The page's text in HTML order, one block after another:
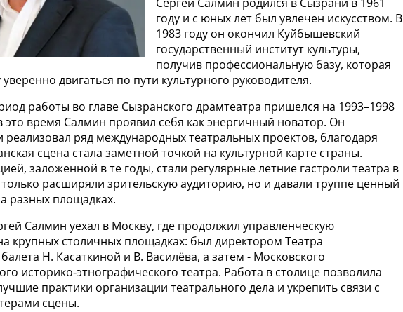
году и с юных лет был увлечен искусством. В
1983 году он окончил Куйбышевский
государственный институт культуры,
получив профессиональную базу, которая
двигаться по пути культурного руководителя.
работы во главе Сызранского драмтеатра пришелся на 1993–1998
это время Салмин проявил себя как энергичный новатор. Он
ряд международных театральных проектов, благодаря
сцена стала заметной точкой на культурной карте страны.
заложенной в те годы, стали регулярные летние гастроли театра в
расширяли зрительскую аудиторию, но и давали труппе ценный
разных площадках.
Салмин уехал в Москву, где продолжил управленческую
крупных столичных площадках: был директором Театра
балета Н. Касаткиной и В. Василёва, а затем - Московского
историко‑этнографического театра. Работа в столице позволила
практики организации театрального дела и укрепить связи с
сцены.